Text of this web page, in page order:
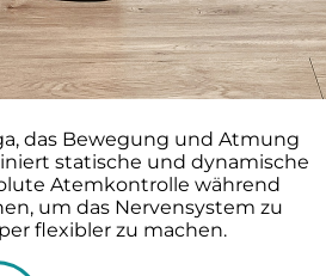
das Bewegung und Atmung
statische und dynamische
Atemkontrolle während
um das Nervensystem zu
flexibler zu machen.